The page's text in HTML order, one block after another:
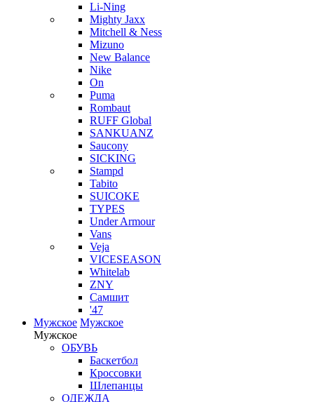
Li-Ning
Mighty Jaxx
Mitchell & Ness
Mizuno
New Balance
Nike
On
Puma
Rombaut
RUFF Global
SANKUANZ
Saucony
SICKING
Stampd
Tabito
SUICOKE
TYPES
Under Armour
Vans
Veja
VICESEASON
Whitelab
ZNY
Самшит
'47
Мужское Мужское
Мужское
ОБУВЬ
Баскетбол
Кроссовки
Шлепанцы
ОДЕЖДА